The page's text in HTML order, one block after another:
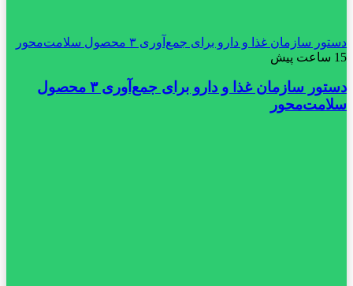
دستور سازمان غذا و دارو برای جمع‌آوری ۳ محصول سلامت‌محور
15 ساعت پیش
دستور سازمان غذا و دارو برای جمع‌آوری ۳ محصول
سلامت‌محور